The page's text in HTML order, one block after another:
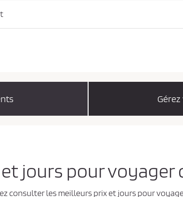
jours pour voyager
consulter les meilleurs prix et jours pour